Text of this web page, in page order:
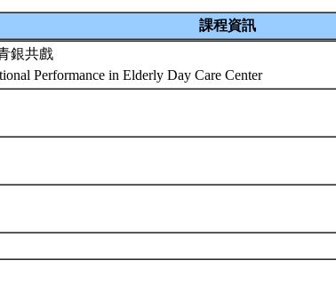
課程資訊
銀共戲
Performance in Elderly Day Care Center